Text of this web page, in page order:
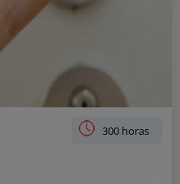
300 horas